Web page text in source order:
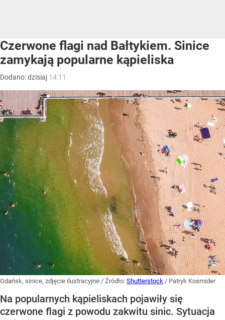
Czerwone flagi nad Bałtykiem. Sinice
zamykają popularne kąpieliska
Dodano:dzisiaj 14:11
Gdańsk, sinice, zdjęcie ilustracyjne / Źródło: Shutterstock / Patryk Kosmider
Na popularnych kąpieliskach pojawiły się
czerwone flagi z powodu zakwitu sinic. Sytuacja